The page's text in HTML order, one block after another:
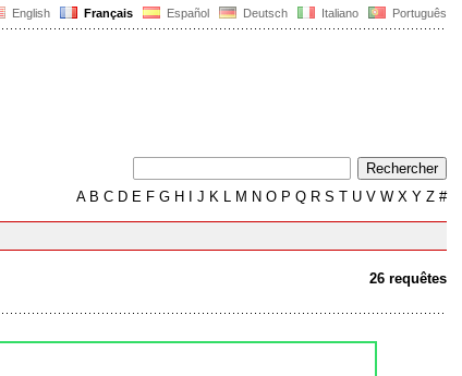
English Français Español Deutsch Italiano Português
AB C D E F G H J K L M N O P Q R S T U V W X Y Z #
26 requêtes